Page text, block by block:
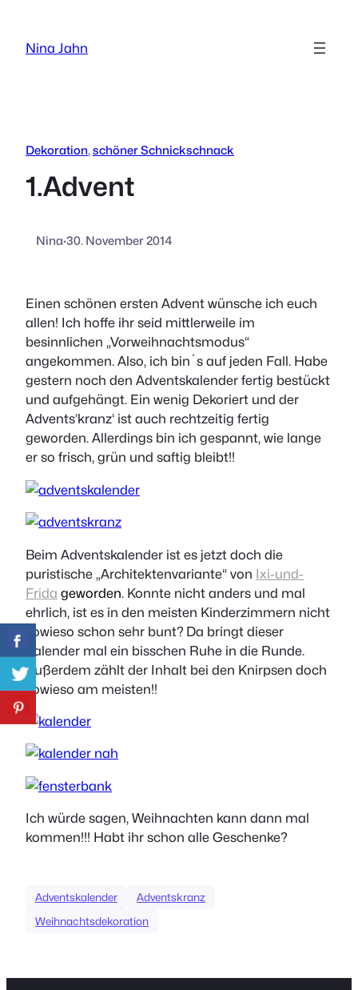
springen
Nina Jahn
Dekoration, schöner Schnickschnack
1.Advent
Nina·30. November 2014
Einen schönen ersten Advent wünsche ich euch
allen! Ich hoffe ihr seid mittlerweile im
besinnlichen „Vorweihnachtsmodus“
angekommen. Also, ich bin´s auf jeden Fall. Habe
gestern noch den Adventskalender fertig bestückt
und aufgehängt. Ein wenig Dekoriert und der
Advents’kranz‘ ist auch rechtzeitig fertig
geworden. Allerdings bin ich gespannt, wie lange
er so frisch, grün und saftig bleibt!!
Beim Adventskalender ist es jetzt doch die
puristische „Architektenvariante“ von Ixi-und-
Frida geworden. Konnte nicht anders und mal
ehrlich, ist es in den meisten Kinderzimmern nicht
sowieso schon sehr bunt? Da bringt dieser
Kalender mal ein bisschen Ruhe in die Runde.
Außerdem zählt der Inhalt bei den Knirpsen doch
sowieso am meisten!!
Ich würde sagen, Weihnachten kann dann mal
kommen!!! Habt ihr schon alle Geschenke?
Adventskalender
Adventskranz
Weihnachtsdekoration